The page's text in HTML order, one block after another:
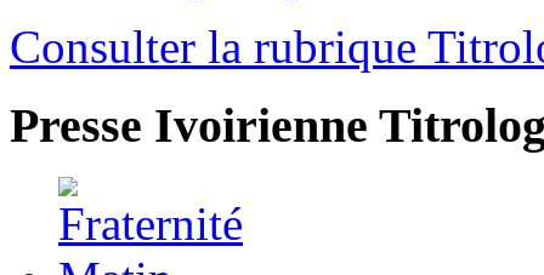
Consulter la rubrique
Presse Ivoirienne